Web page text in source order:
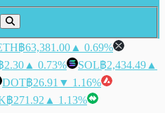
฿63,381.00 ▲ 0.69%
2.30 ▲ 0.73% SOL฿2,434.49 ▲
DOT฿26.91 ▼ 1.16%
฿271.92 ▲ 1.13%